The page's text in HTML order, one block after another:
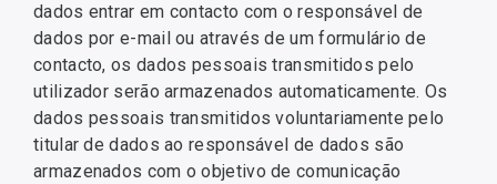
dados entrar em contacto com o responsável de
dados por e-mail ou através de um formulário de
contacto, os dados pessoais transmitidos pelo
utilizador serão armazenados automaticamente. Os
dados pessoais transmitidos voluntariamente pelo
titular de dados ao responsável de dados são
armazenados com o objetivo de comunicação